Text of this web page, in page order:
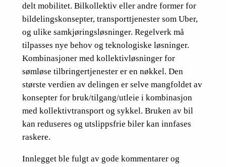
delt mobilitet. Bilkollektiv eller andre former for
bildelingskonsepter, transporttjenester som Uber,
og ulike samkjøringsløsninger. Regelverk må
tilpasses nye behov og teknologiske løsninger.
Kombinasjoner med kollektivløsninger for
sømløse tilbringertjenester er en nøkkel. Den
største verdien av delingen er selve mangfoldet av
konsepter for bruk/tilgang/utleie i kombinasjon
med kollektivtransport og sykkel. Bruken av bil
kan reduseres og utslippsfrie biler kan innfases
raskere.
Innlegget ble fulgt av gode kommentarer og